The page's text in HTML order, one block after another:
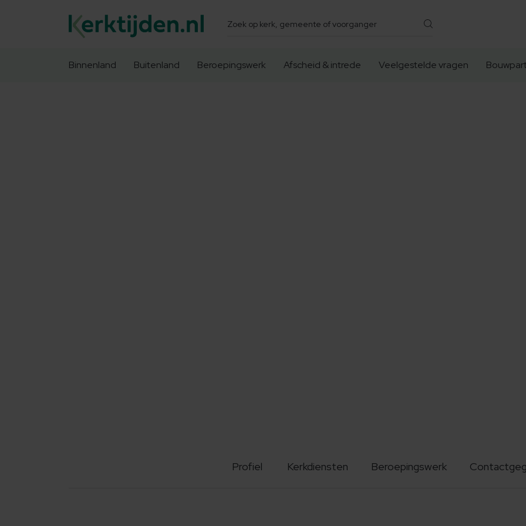
Zoeken
Binnenland Buitenland Beroepingswerk Afscheid & intrede Veelgestelde vragen
Profiel Kerkdiensten Beroepingswerk